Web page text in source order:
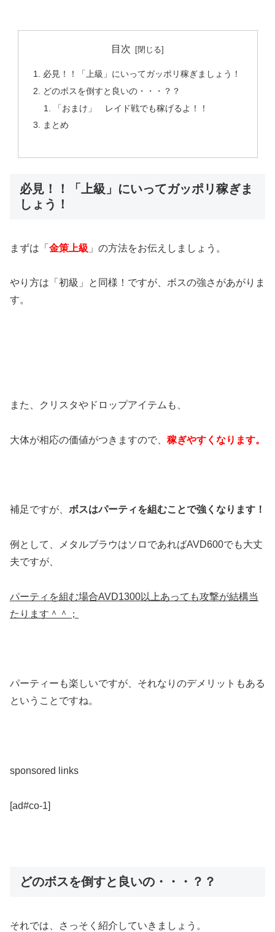
目次
必見！！「上級」にいってガッポリ稼ぎましょう！
どのボスを倒すと良いの・・・？？
「おまけ」 レイド戦でも稼げるよ！！
まとめ
必見！！「上級」にいってガッポリ稼ぎま
しょう！
まずは「 金策上級 」の方法をお伝えしましょう。
やり方は「初級」と同様！ですが、ボスの強さがあがりま
す。
また、クリスタやドロップアイテムも、
大体が相応の価値がつきますので、 稼ぎやすくなります。
補足ですが、 ボスはパーティを組むことで強くなります！
例として、メタルブラウはソロであればAVD600でも大丈
夫ですが、
パーティを組む場合AVD1300以上あっても攻撃が結構当
たります＾＾；
パーティーも楽しいですが、それなりのデメリットもある
ということですね。
sponsored links
[ad#co-1]
どのボスを倒すと良いの・・・？？
それでは、さっそく紹介していきましょう。